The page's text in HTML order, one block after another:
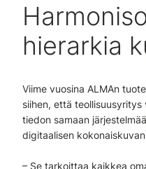
hierarkia
Viime vuosina ALMAn
siihen, että
tiedon samaan
digitaalisen
– Se tarkoittaa kaikkea